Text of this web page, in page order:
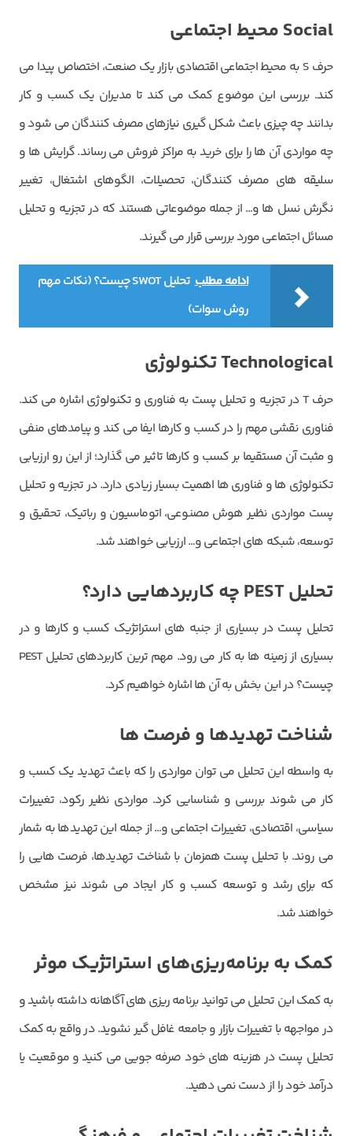
Socialمحیط اجتماعی
حرف S به محیط اجتماعی اقتصادی بازار یک صنعت، اختصاص پیدا می
‌کند. بررسی این موضوع کمک می‌ کند تا مدیران یک کسب و کار
بدانند چه چیزی باعث شکل ‌گیری نیازهای مصرف کنندگان می ‌شود و
چه مواردی آن ها را برای خرید به مراکز فروش می‌ رساند. گرایش‌ ها و
سلیقه ‌های مصرف کنندگان، تحصیلات، الگوهای اشتغال، تغییر
نگرش نسل‌ ها و… از جمله موضوعاتی هستند که در تجزیه و تحلیل
مسائل اجتماعی مورد بررسی قرار می گیرند.
ادامه مطلب
تحلیل SWOT چیست؟ (نکات مهم
روش سوات)
Technologicalتکنولوژی
حرف T در تجزیه و تحلیل پست به فناوری و تکنولوژی اشاره می‌ کند.
فناوری نقشی مهم را در کسب و کارها ایفا می کند و پیامدهای منفی
و مثبت آن مستقیما بر کسب و کارها تاثیر می گذارد؛ از این رو ارزیابی
تکنولوژی‌ ها و فناوری‌ ها اهمیت بسیار زیادی دارد. در تجزیه و تحلیل
پست مواردی نظیر هوش مصنوعی، اتوماسیون و رباتیک، تحقیق و
توسعه، شبکه‌ های اجتماعی و… ارزیابی خواهند شد.
تحلیلPESTچه کاربردهایی دارد؟
تحلیل پست در بسیاری از جنبه‌ های استراتژیک کسب و کارها و در
بسیاری از زمینه‌ ها به کار می‌ رود. مهم ترین کاربردهای تحلیل PEST
چیست؟ در این بخش به آن ها اشاره خواهیم کرد.
شناخت تهدیدها و فرصت ها
به واسطه این تحلیل می‌ توان مواردی را که باعث تهدید یک کسب و
کار می ‌شوند بررسی و شناسایی کرد. مواردی نظیر رکود، تغییرات
سیاسی، اقتصادی، تغییرات اجتماعی و… از جمله این تهدیدها به شمار
می ‌روند. با تحلیل پست همزمان با شناخت تهدیدها، فرصت‌ هایی را
که برای رشد و توسعه کسب و کار ایجاد می ‌شوند نیز مشخص
خواهند شد.
کمک به برنامه‌ریزی‌های استراتژیک موثر
به کمک این تحلیل می ‌توانید برنامه ‌ریزی‌ های آگاهانه داشته باشید و
در مواجهه با تغییرات بازار و جامعه غافل گیر نشوید. در واقع به کمک
تحلیل پست در هزینه های خود صرفه‌ جویی می کنید و موقعیت یا
درآمد خود را از دست نمی دهید.